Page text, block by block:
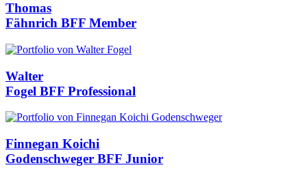
Thomas
Fähnrich BFF Member
Walter
Fogel BFF Professional
Finnegan Koichi
Godenschweger BFF Junior